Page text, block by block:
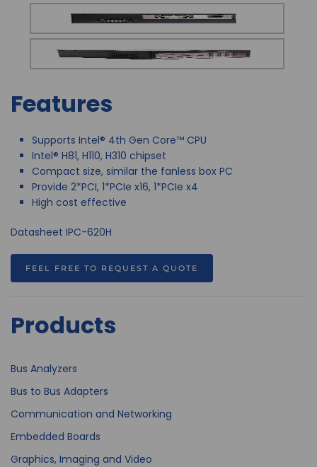
Features
Supports Intel® 4th Gen Core™ CPU
Intel® H81, H110, H310 chipset
Compact size, similar the fanless box PC
Provide 2*PCI, 1*PCIe x16, 1*PCIe x4
High cost effective
Datasheet IPC-620H
FEEL FREE TO REQUEST A QUOTE
Products
Bus Analyzers
Bus to Bus Adapters
Communication and Networking
Embedded Boards
Graphics, Imaging and Video